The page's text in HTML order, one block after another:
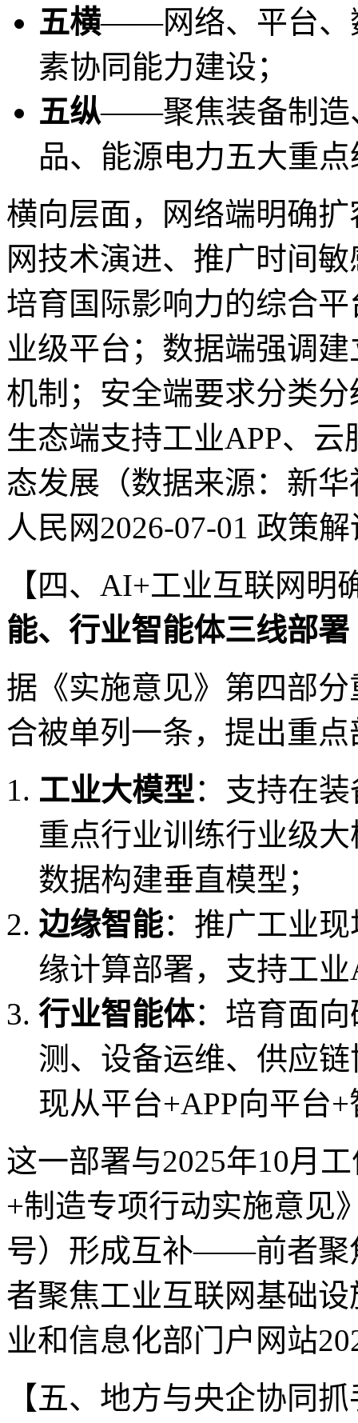
五横——网络、平台、
素协同能力建设；
五纵——聚焦装备制造
品、能源电力五大重
横向层面，网络端明确
网技术演进、推广时间
培育国际影响力的综合
业级平台；数据端强调
机制；安全端要求分类
生态端支持工业APP、
态发展（数据来源：新
人民网2026-07-01 政策
【四、AI+工业互联网明
能、行业智能体三线部署
据《实施意见》第四部
合被单列一条，提出重
工业大模型：支持在
重点行业训练行业级
数据构建垂直模型；
边缘智能：推广工业
缘计算部署，支持工
行业智能体：培育面
测、设备运维、供应
现从平台+APP向平台
这一部署与2025年10月
+制造专项行动实施意见
号）形成互补——前者聚
者聚焦工业互联网基础
业和信息化部门户网站
【五、地方与央企协同